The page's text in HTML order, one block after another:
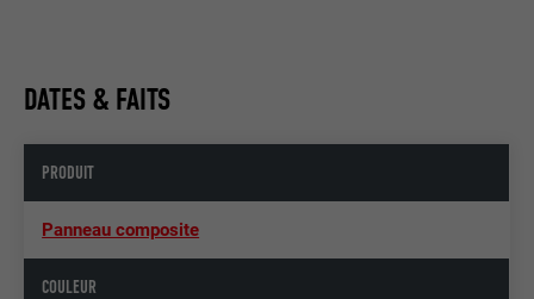
DATES & FAITS
PRODUIT
Panneau composite
COULEUR